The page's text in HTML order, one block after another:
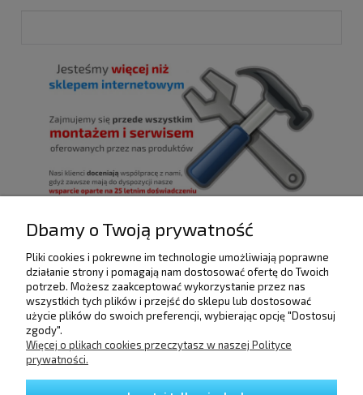
POMOC
DOSTAWA I PŁATNOŚCI
Dbamy o Twoją prywatność
Pliki cookies i pokrewne im technologie umożliwiają poprawne
działanie strony i pomagają nam dostosować ofertę do Twoich
potrzeb. Możesz zaakceptować wykorzystanie przez nas
wszystkich tych plików i przejść do sklepu lub dostosować
użycie plików do swoich preferencji, wybierając opcję "Dostosuj
zgody".
Więcej o plikach cookies przeczytasz w naszej Polityce
prywatności.